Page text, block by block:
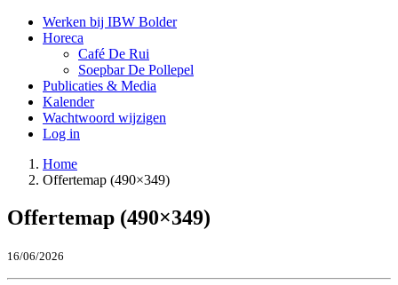
Werken bij IBW Bolder
Horeca
Café De Rui
Soepbar De Pollepel
Publicaties & Media
Kalender
Wachtwoord wijzigen
Log in
Home
Offertemap (490×349)
Offertemap (490×349)
16/06/2026